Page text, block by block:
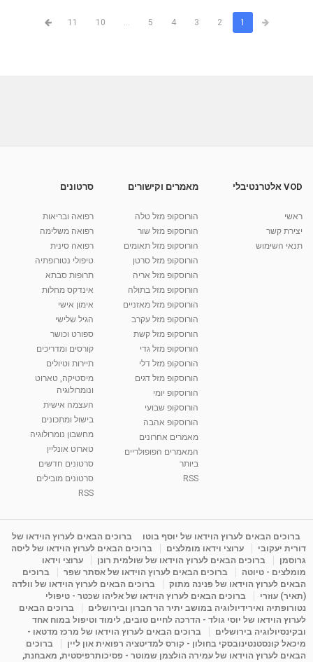
1
2
3
4
5
...
10
11
VOD אלטרנטיבלי
ראשי
יצירת קשר
תנאי השימוש
מאמרים וקישורים
הורוסקופ מזל טלה
הורוסקופ מזל שור
הורוסקופ מזל תאומים
הורוסקופ מזל סרטן
הורוסקופ מזל אריה
הורוסקופ מזל בתולה
הורוסקופ מזל מאזניים
הורוסקופ מזל עקרב
הורוסקופ מזל קשת
הורוסקופ מזל גדי
הורוסקופ מזל דלי
הורוסקופ מזל דגים
הורוסקופ יומי
הורוסקופ שבועי
הורוסקופ אהבה
מאמרים אחרונים
המאמרים הפופולריים
ביותר
RSS
סרטונים
רפואה ובריאות
רפואה משלימה
רפואה סינית
טיפולי נטורופתיה
תרופות סבתא
אינדקס מחלות
אימון אישי
הגיל שלישי
ספורט וכושר
קורסים ומדריכים
תיירות וטיולים
מיסטיקה, טארוט
ונומרולוגיה
העצמה אישית
בישול ומתכונים
מחשבון נומרולוגיה
טארוט אונליין
סרטונים חדשים
סרטונים מובילים
RSS
ברוכים הבאים לערוץ הוידאו של יוסף בוטו
ברוכים הבאים לערוץ הוידאו של
דורית יעקובי
ערוצי וידאו מומלצים
ברוכים הבאים לערוץ הוידאו של ליסה
גרוסמן
ברוכים הבאים לערוץ הוידאו של שולמית רונן
ערוצי וידאו
מומלצים - טיוטה
ברוכים הבאים לערוץ הוידאו של אסתר שפר
ברוכים
הבאים לערוץ הוידאו של פנינה מתוק
ברוכים הבאים לערוץ הוידאו של וולדה
(תאיר) עוזרי
ברוכים הבאים לערוץ הוידאו של אליהו שכטר - טיפולי
נטורופתיה ואירידיולוגיה במושב יתיר הר חברון ובירושלים
ברוכים הבאים
לערוץ הוידאו של יוסי גולד - הדרכה לחיים טובים, לימוד וטיפול במוח אחד
ובקינסיולוגיה בירושלים
ברוכים הבאים לערוץ הוידאו של מרכז מדטאו -
מיכאל קונסטנטינובסקי בחולון - קורס למדיטציה רפואית און ליין
ברוכים
הבאים לערוץ הוידאו של עמירה הולצמן שמוטר - פסיכותרפיסטית, מאבחנת,